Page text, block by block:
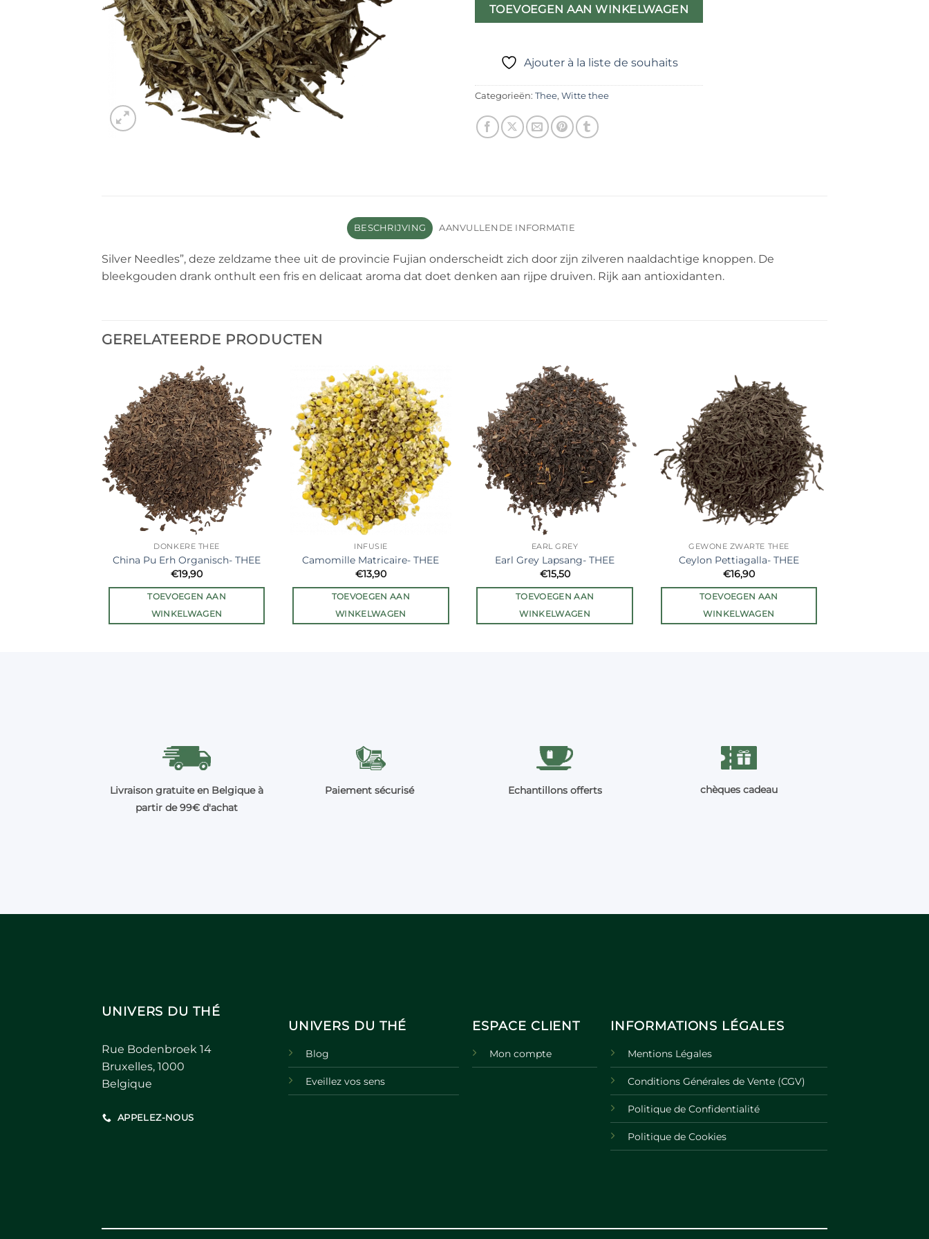
TOEVOEGEN AAN WINKELWAGEN
Ajouter à la liste de souhaits
Categorieën: Thee, Witte thee
BESCHRIJVING AANVULLENDE INFORMATIE
Silver Needles”, deze zeldzame thee uit de provincie Fujian onderscheidt zich door zijn zilveren naaldachtige knoppen. De
bleekgouden drank onthult een fris en delicaat aroma dat doet denken aan rijpe druiven. Rijk aan antioxidanten.
GERELATEERDE PRODUCTEN
Ajouter
à la liste
de
souhaits
DONKERE THEE
China Pu Erh Organisch- THEE
€19,90
TOEVOEGEN AAN
WINKELWAGEN
Ajouter
à la liste
de
souhaits
INFUSIE
Camomille Matricaire- THEE
€13,90
TOEVOEGEN AAN
WINKELWAGEN
Ajouter
à la liste
de
souhaits
EARL GREY
Earl Grey Lapsang- THEE
€15,50
TOEVOEGEN AAN
WINKELWAGEN
Ajouter
à la liste
de
souhaits
GEWONE ZWARTE THEE
Ceylon Pettiagalla- THEE
€16,90
TOEVOEGEN AAN
WINKELWAGEN
Livraison gratuite en Belgique à
partir de 99€ d'achat
Paiement sécurisé Echantillons offerts chèques cadeau
UNIVERS DU THÉ
Rue Bodenbroek 14
Bruxelles, 1000
Belgique
APPELEZ-NOUS
UNIVERS DU THÉ
Blog
Eveillez vos sens
ESPACE CLIENT
Mon compte
INFORMATIONS LÉGALES
Mentions Légales
Conditions Générales de Vente (CGV)
Politique de Confidentialité
Politique de Cookies